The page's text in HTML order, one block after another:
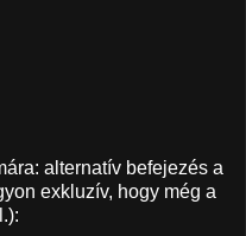
alternatív befejezés a
exkluzív, hogy még a